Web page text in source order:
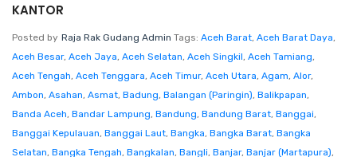
KANTOR
Posted by Raja Rak Gudang Admin Tags: Aceh Barat, Aceh Barat Daya,
Aceh Besar, Aceh Jaya, Aceh Selatan, Aceh Singkil, Aceh Tamiang,
Aceh Tengah, Aceh Tenggara, Aceh Timur, Aceh Utara, Agam, Alor,
Ambon, Asahan, Asmat, Badung, Balangan (Paringin), Balikpapan,
Banda Aceh, Bandar Lampung, Bandung, Bandung Barat, Banggai,
Banggai Kepulauan, Banggai Laut, Bangka, Bangka Barat, Bangka
Selatan, Bangka Tengah, Bangkalan, Bangli, Banjar, Banjar (Martapura),